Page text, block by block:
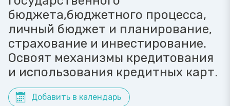
бюджета,бюджетного процесса,
личный бюджет и планирование,
страхование и инвестирование.
Освоят механизмы кредитования
и использования кредитных карт.
Добавить в календарь